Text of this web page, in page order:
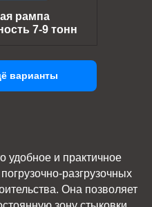
рампа
7-9 тонн
варианты
удобное и практичное
разгрузочных
Она позволяет